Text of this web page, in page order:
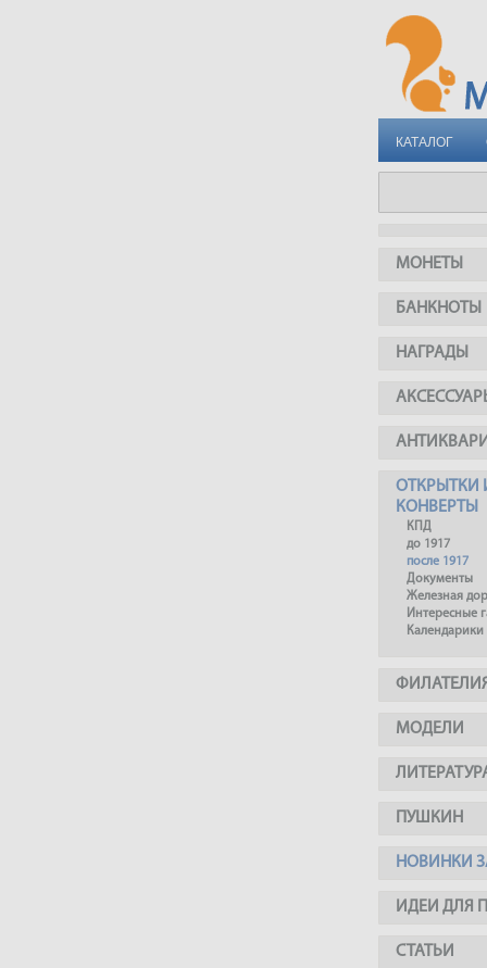
КАТАЛОГ
МОНЕТЫ
БАНКНОТЫ
НАГРАДЫ
ОТКРЫТКИ
КОНВЕРТЫ
КПД
до 1917
после 1917
Документы
Железная
Интересные
Календарики
МОДЕЛИ
ПУШКИН
НОВИНКИ
ИДЕИ ДЛЯ
СТАТЬИ